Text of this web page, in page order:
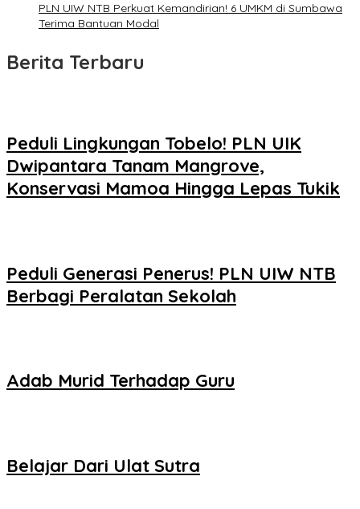
PLN UIW NTB Perkuat Kemandirian! 6 UMKM di Sumbawa
Terima Bantuan Modal
Berita Terbaru
Peduli Lingkungan Tobelo! PLN UIK
Dwipantara Tanam Mangrove,
Konservasi Mamoa Hingga Lepas Tukik
Peduli Generasi Penerus! PLN UIW NTB
Berbagi Peralatan Sekolah
Adab Murid Terhadap Guru
Belajar Dari Ulat Sutra